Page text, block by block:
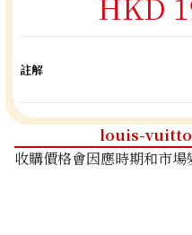
註解
louis-
收購價格會因應時期和市場